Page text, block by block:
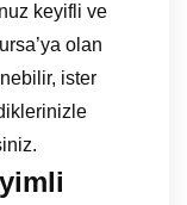
keyifli ve
olan
ister